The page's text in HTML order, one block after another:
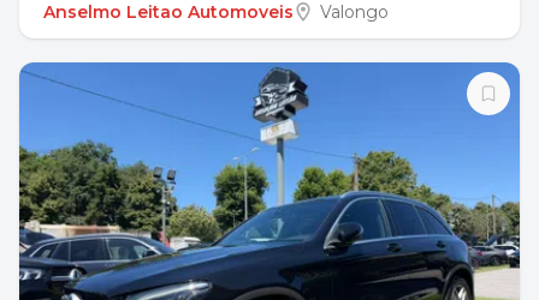
Anselmo Leitao Automoveis
Valongo